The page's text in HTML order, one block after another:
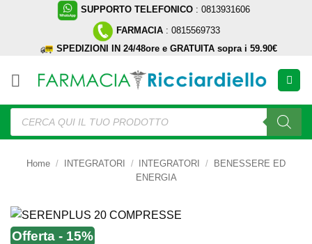
SUPPORTO TELEFONICO : 0813931606
FARMACIA : 0815569733
SPEDIZIONI IN 24/48ore e GRATUITA sopra i 59.90€
Ricerca
prodotti
Home / INTEGRATORI / INTEGRATORI /
BENESSERE ED
ENERGIA
Offerta - 15%